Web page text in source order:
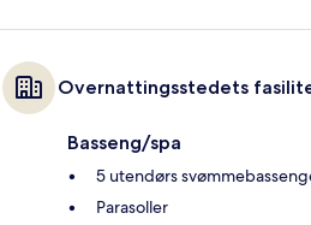
Overnattingsstedets
Basseng/spa
5 utendørs
Parasoller